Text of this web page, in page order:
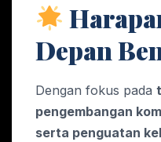
Depan
Dengan fokus pada
pengembangan
serta penguatan